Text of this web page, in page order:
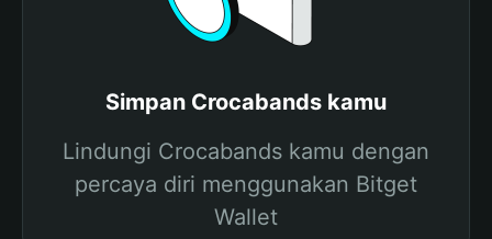
Simpan Crocabands kamu
Lindungi Crocabands kamu dengan
percaya diri menggunakan Bitget
Wallet